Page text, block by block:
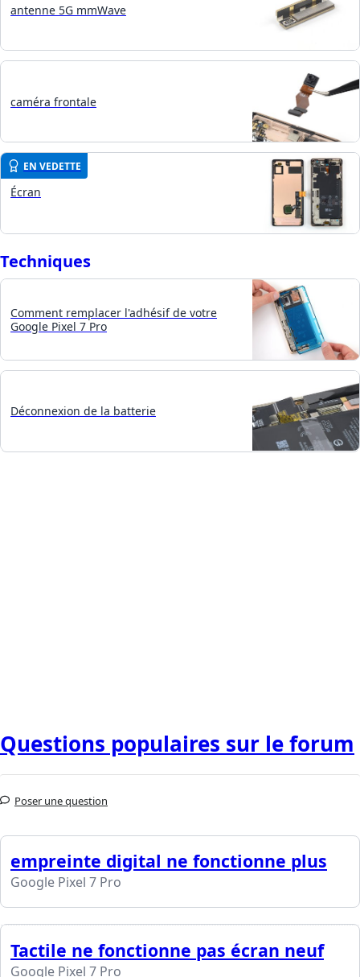
antenne 5G mmWave
caméra frontale
EN VEDETTE
Écran
Techniques
Comment remplacer l'adhésif de votre
Google Pixel 7 Pro
Déconnexion de la batterie
Questions populaires sur le forum
Poser une question
empreinte digital ne fonctionne plus
Google Pixel 7 Pro
Tactile ne fonctionne pas écran neuf
Google Pixel 7 Pro